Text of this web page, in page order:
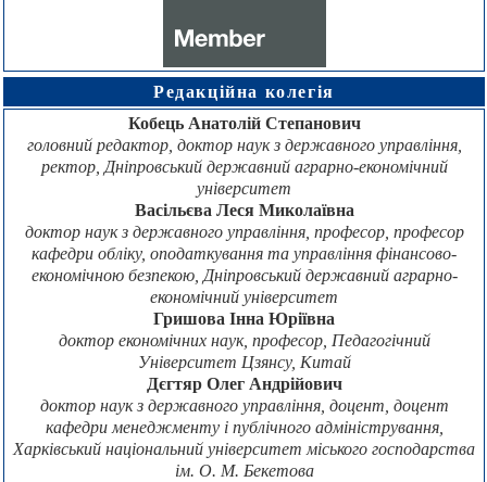
Редакційна колегія
Кобець Анатолій Степанович
головний редактор, доктор наук з державного управління,
ректор, Дніпровський державний аграрно-економічний
університет
Васільєва Леся Миколаївна
доктор наук з державного управління, професор, професор
кафедри обліку, оподаткування та управління фінансово-
економічною безпекою, Дніпровський державний аграрно-
економічний університет
Гришова Інна Юріївна
доктор економічних наук, професор, Педагогічний
Університет Цзянсу, Китай
Дєгтяр Олег Андрійович
доктор наук з державного управління, доцент, доцент
кафедри менеджменту і публічного адміністрування,
Харківський національний університет міського господарства
ім. О. М. Бекетова